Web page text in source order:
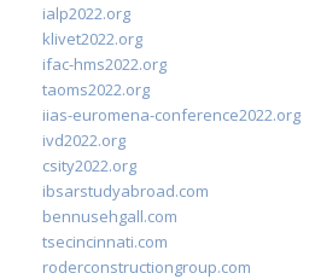
ialp2022.org
klivet2022.org
ifac-hms2022.org
taoms2022.org
iias-euromena-conference2022.org
ivd2022.org
csity2022.org
ibsarstudyabroad.com
bennusehgall.com
tsecincinnati.com
roderconstructiongroup.com